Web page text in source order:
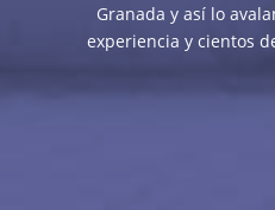
Granada y así lo
experiencia y cientos